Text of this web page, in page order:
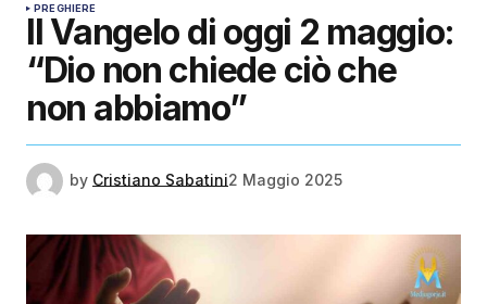
PREGHIERE
Il Vangelo di oggi 2 maggio:
“Dio non chiede ciò che
non abbiamo”
by Cristiano Sabatini2 Maggio 2025